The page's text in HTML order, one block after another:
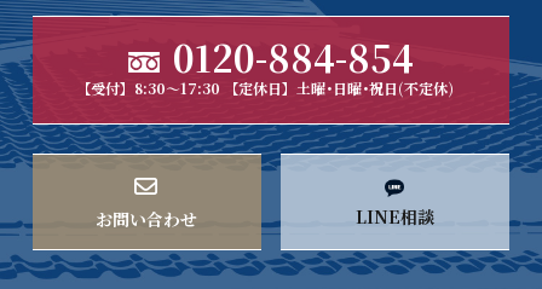
0120-884-854
【受付】8:30～17:30 【定休日】土曜･日曜･祝日(不定休)
お問い合わせ LINE相談